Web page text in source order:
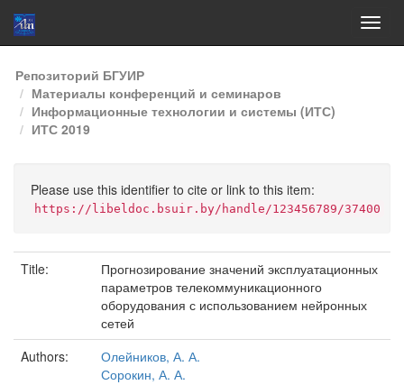
Skip
navigation
Репозиторий БГУИР
Материалы конференций и семинаров
Информационные технологии и системы (ИТС)
ИТС 2019
Please use this identifier to cite or link to this item:
https://libeldoc.bsuir.by/handle/123456789/37400
Title:
Прогнозирование значений эксплуатационных
параметров телекоммуникационного
оборудования с использованием нейронных
сетей
Authors:
Олейников, А. А.
Сорокин, А. А.